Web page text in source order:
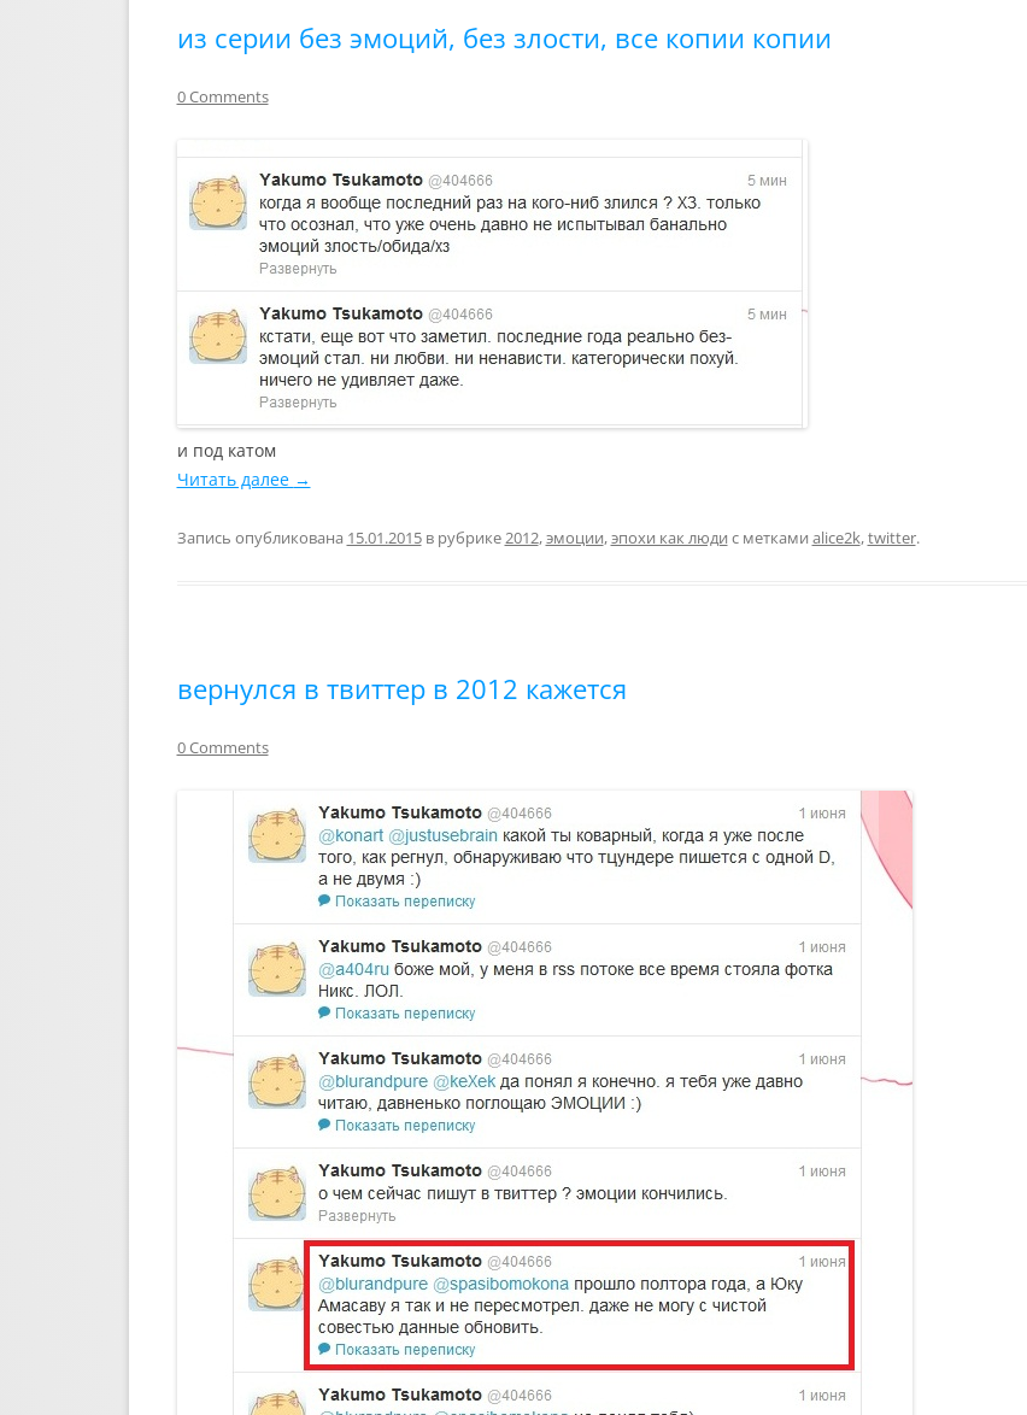
из серии без эмоций, без злости, все копии копии
0 Comments
и под катом
Читать далее →
Запись опубликована 15.01.2015в рубрике2012,эмоции,эпохи как люди с метками alice2k,twitter.
вернулся в твиттер в 2012 кажется
0 Comments